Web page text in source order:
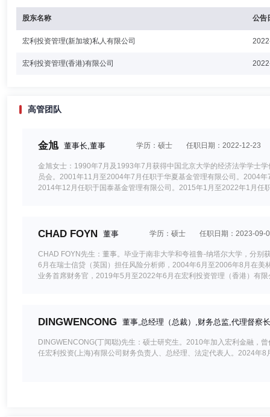
股东名称 公告
宏利投资管理(新加坡)私人有限公司
宏利投资管理(香港)有限公司
高管团队
金旭 董事长,董事 学历：硕士 任职日期：2022-12-23
金旭女士：1990年7月及1993年7月获得中国北京大学的经济法学学士
员会。2001年11月至2004年7月任职于华夏基金管理有限公司。2004
2014年12月任职于国泰基金管理有限公司。2015年1月至2022年1月
CHAD FOYN 董事 学历：硕士 任职日期：2023-09-
CHAD FOYN先生：董事。毕业于南非大学和夸祖鲁-纳塔尔大学，分
6月在瑞士信贷（英国）担任风险分析师，2004年6月至2006年8月在
业务首席财务官，2019年5月至2022年6月在宏利投资管理（香港）有
DINGWENCONG 董事,总经理（总裁）,财务总监,代理督察长
DINGWENCONG(丁闻聪)先生：硕士研究生。2010年加入宏利金融，
任宏利投资(上海)有限公司财务负责人、总经理、法定代表人。2024年